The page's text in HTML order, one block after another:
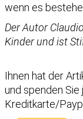
wenn es
Der Autor
Kinder und ist
Ihnen hat der
und spenden
Kreditkarte/